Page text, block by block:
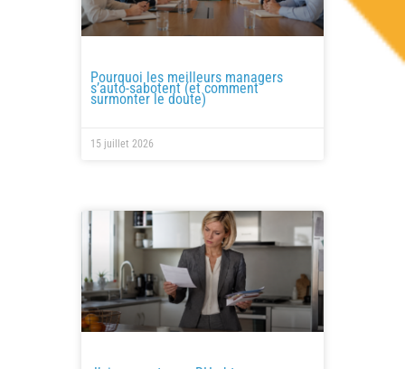
Pourquoi les meilleurs managers
s’auto-sabotent (et comment
surmonter le doute)
15 juillet 2026